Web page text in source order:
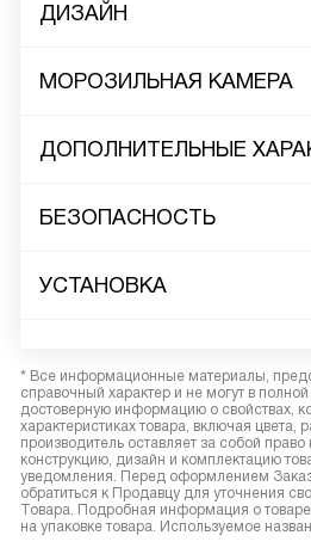
ДИЗАЙН
МОРОЗИЛЬНАЯ КАМЕРА
ДОПОЛНИТЕЛЬНЫЕ
БЕЗОПАСНОСТЬ
УСТАНОВКА
* Все информационные материалы,
справочный характер и не могут в
достоверную информацию о свойствах,
характеристиках товара, включая
производитель оставляет за собой
конструкцию, дизайн и комплектацию
уведомления. Перед оформлением
обратиться к Продавцу для уточнения
Товара. Подробная информация о товаре
на упаковке товара. Используемое